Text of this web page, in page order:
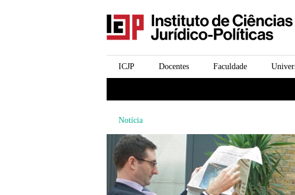
icjp
menu-institucional Faculdade
Docentes
ICJP
Notícia